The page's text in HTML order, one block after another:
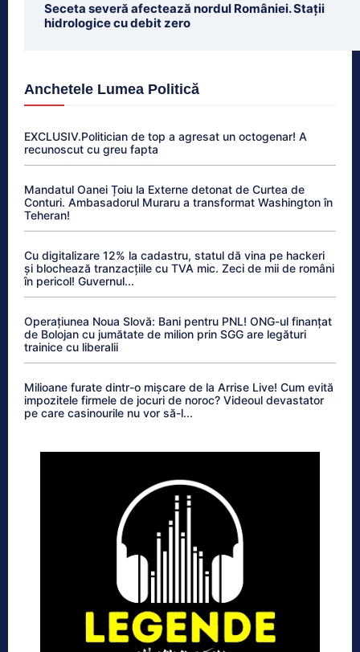
Seceta severă afectează nordul României. Stații
hidrologice cu debit zero
Anchetele Lumea Politică
EXCLUSIV.Politician de top a agresat un octogenar! A
recunoscut cu greu fapta
Mandatul Oanei Țoiu la Externe detonat de Curtea de
Conturi. Ambasadorul Muraru a transformat Washington în
Teheran!
Cu digitalizare 12% la cadastru, statul dă vina pe hackeri
și blochează tranzacțiile cu TVA mic. Zeci de mii de români
în pericol! Guvernul...
Operațiunea Noua Slovă: Bani pentru PNL! ONG-ul finanțat
de Bolojan cu jumătate de milion prin SGG are legături
trainice cu liberalii
Milioane furate dintr-o mișcare de la Arrise Live! Cum evită
impozitele firmele de jocuri de noroc? Videoul devastator
pe care casinourile nu vor să-l...